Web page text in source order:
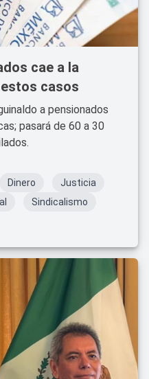
cae a la
casos
a pensionados
pasará de 60 a 30
Dinero
Justicia
Sindicalismo